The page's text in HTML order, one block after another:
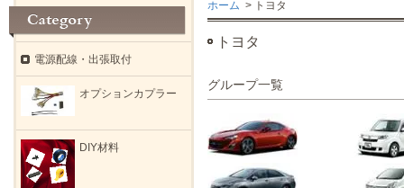
ホーム > トヨタ
トヨタ
グループ一覧
電源配線・出張取付
オプションカプラー
DIY材料